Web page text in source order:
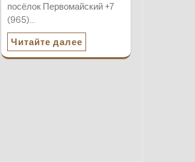
посёлок Первомайский +7
(965)…
Читайте далее